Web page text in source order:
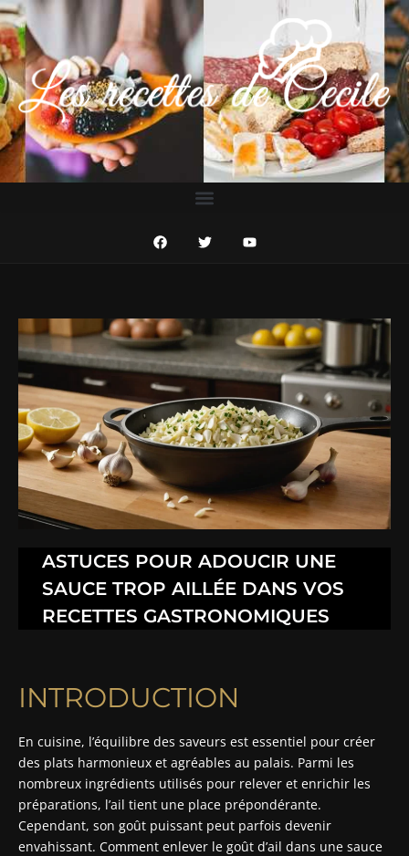
ASTUCES POUR ADOUCIR UNE
SAUCE TROP AILLÉE DANS VOS
RECETTES GASTRONOMIQUES
INTRODUCTION
En cuisine, l’équilibre des saveurs est essentiel pour créer
des plats harmonieux et agréables au palais. Parmi les
nombreux ingrédients utilisés pour relever et enrichir les
préparations, l’ail tient une place prépondérante.
Cependant, son goût puissant peut parfois devenir
envahissant. Comment enlever le goût d’ail dans une sauce